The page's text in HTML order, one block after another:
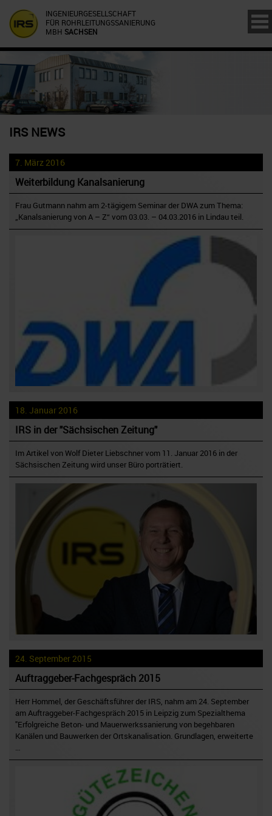
INGENIEURGESELLSCHAFT
FÜR ROHRLEITUNGSSANIERUNG
MBH SACHSEN
IRS NEWS
7. März 2016
Weiterbildung Kanalsanierung
Frau Gutmann nahm am 2-tägigem Seminar der DWA zum Thema:
„Kanalsanierung von A – Z“ vom 03.03. – 04.03.2016 in Lindau teil.
18. Januar 2016
IRS in der "Sächsischen Zeitung"
Im Artikel von Wolf Dieter Liebschner vom 11. Januar 2016 in der
Sächsischen Zeitung wird unser Büro porträtiert.
24. September 2015
Auftraggeber-Fachgespräch 2015
Herr Hommel, der Geschäftsführer der IRS, nahm am 24. September
am Auftraggeber-Fachgespräch 2015 in Leipzig zum Spezialthema
"Erfolgreiche Beton- und Mauerwerkssanierung von begehbaren
Kanälen und Bauwerken der Ortskanalisation. Grundlagen, erweiterte
…